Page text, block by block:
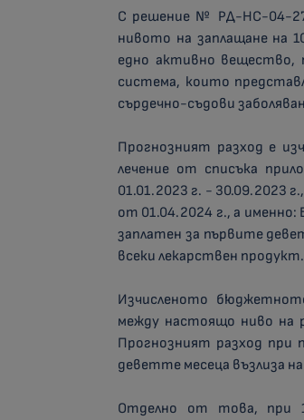
С решение № РД-НС-04-
нивото на заплащане на
едно активно вещество,
система, които
сърдечно-съдови
Прогнозният разход е
лечение от списъка
01.01.2023 г. - 30.09.2023
от 01.04.2024 г., а
заплатен за първите
всеки лекарствен продукт.
Изчисленото
между настоящо ниво на
Прогнозният разход при
деветте месеца възлиза
Отделно от това, при